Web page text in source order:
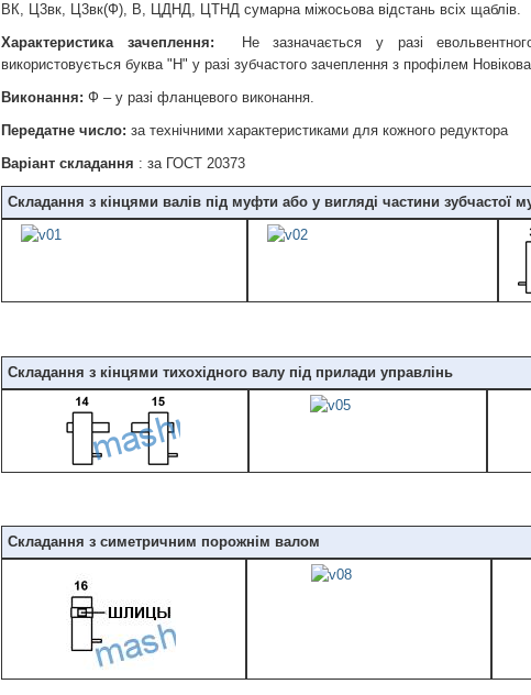
ВК, Ц3вк, Ц3вк(Ф), В, ЦДНД, ЦТНД сумарна міжосьова відстань всіх щаблів.
Характеристика зачеплення: Не зазначається у разі
використовується буква "Н" у разі зубчастого зачеплення з профілем
Виконання: Ф – у разі фланцевого виконання.
Передатне число: за технічними характеристиками для кожного редуктора
Варіант складання : за ГОСТ 20373
Складання з кінцями валів під муфти або у вигляді частини зубчастої
Складання з кінцями тихохідного валу під прилади управлінь
Складання з симетричним порожнім валом